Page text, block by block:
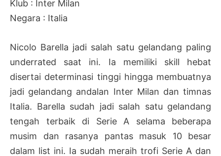
Klub : Inter Milan
Negara : Italia
Nicolo Barella jadi salah satu gelandang paling
underrated saat ini. Ia memiliki skill hebat
disertai determinasi tinggi hingga membuatnya
jadi gelandang andalan Inter Milan dan timnas
Italia. Barella sudah jadi salah satu gelandang
tengah terbaik di Serie A selama beberapa
musim dan rasanya pantas masuk 10 besar
dalam list ini. Ia sudah meraih trofi Serie A dan